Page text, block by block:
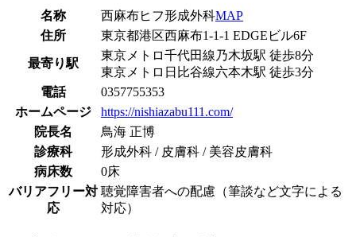
名称 西麻布ヒフ形成外科MAP
住所
東京都港区西麻布1-1-1 EDGEビル6F
最寄り駅
東京メトロ千代田線乃木坂駅 徒歩8分
東京メトロ日比谷線六本木駅 徒歩3分
電話
0357755353
ホームページ
https://nishiazabu111.com/
院長名
鳥海 正博
診療科
形成外科 / 皮膚科 / 美容皮膚科
病床数
0床
バリアフリー対
応
聴覚障害者への配慮（筆談など文字による
対応）